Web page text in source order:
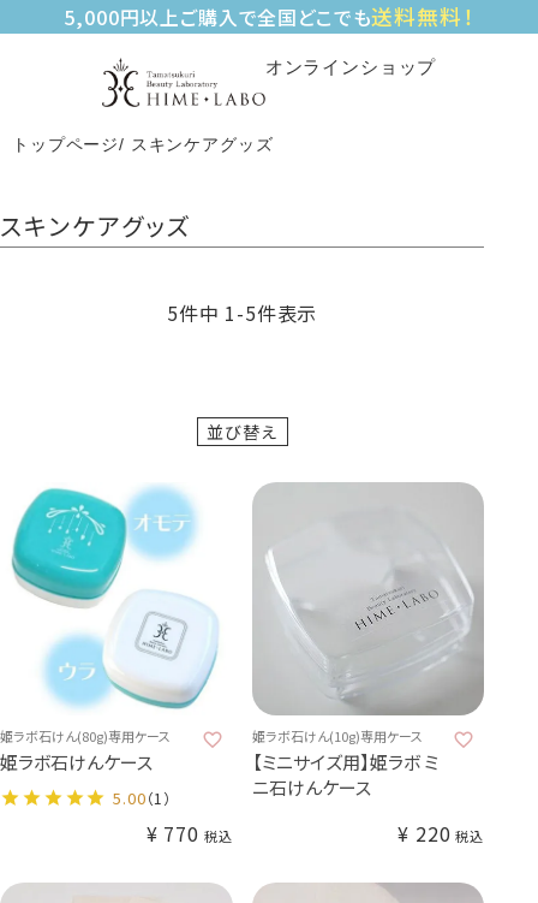
5,000円以上ご購入で全国どこでも送料無料！
オンラインショップ
トップページ スキンケアグッズ
スキンケアグッズ
並び替え
5件中 1-5件表示
姫ラボ石けん(80g)専用ケース
姫ラボ石けんケース
5.00（1）
¥ 770 税込
姫ラボ石けん(10g)専用ケース
【ミニサイズ用】姫ラボ ミ
ニ石けんケース
¥ 220 税込